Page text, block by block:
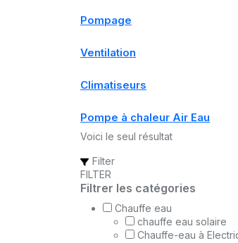
Pompage
Ventilation
Climatiseurs
Pompe à chaleur Air Eau
Voici le seul résultat
Filter
FILTER
Filtrer les catégories
Chauffe eau
chauffe eau solaire
Chauffe-eau à